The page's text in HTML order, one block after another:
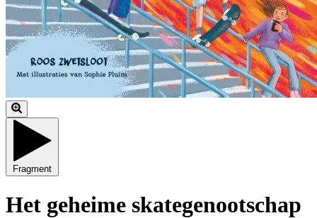
Fragment
Het geheime skategenootschap